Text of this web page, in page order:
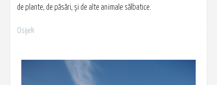
de plante, de păsări, şi de alte animale sălbatice.
Osijek